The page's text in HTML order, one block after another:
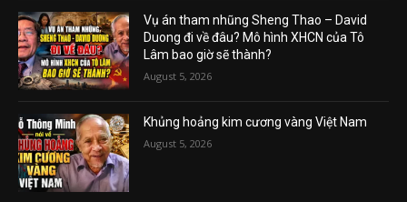
Vụ án tham nhũng Sheng Thao – David
Duong đi về đâu? Mô hình XHCN của Tô
Lâm bao giờ sẽ thành?
August 5, 2026
Khủng hoảng kim cương vàng Việt Nam
August 5, 2026